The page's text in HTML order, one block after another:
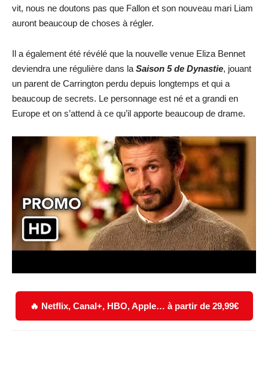
vit, nous ne doutons pas que Fallon et son nouveau mari Liam
auront beaucoup de choses à régler.
Il a également été révélé que la nouvelle venue Eliza Bennet
deviendra une régulière dans la Saison 5 de Dynastie, jouant
un parent de Carrington perdu depuis longtemps et qui a
beaucoup de secrets. Le personnage est né et a grandi en
Europe et on s’attend à ce qu’il apporte beaucoup de drame.
🔥 Netflix, Canal+, HBO, Apple… à partir de 29,99€